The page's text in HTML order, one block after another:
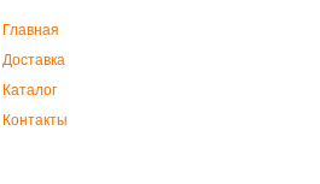
Главная
Доставка
Каталог
Контакты